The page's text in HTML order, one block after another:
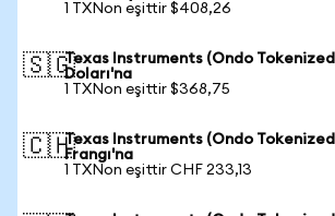
1 TXNon eşittir $408,26
🇸🇬Texas Instruments (Ondo
Doları'na
1 TXNon eşittir $368,75
🇨🇭Texas Instruments (Ondo
Frangı'na
1 TXNon eşittir CHF 233,13